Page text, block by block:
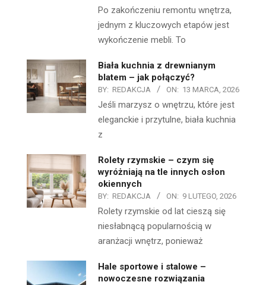
Po zakończeniu remontu wnętrza,
jednym z kluczowych etapów jest
wykończenie mebli. To
Biała kuchnia z drewnianym
blatem – jak połączyć?
BY: REDAKCJA ON: 13 MARCA, 2026
Jeśli marzysz o wnętrzu, które jest
eleganckie i przytulne, biała kuchnia
z
Rolety rzymskie – czym się
wyróżniają na tle innych osłon
okiennych
BY: REDAKCJA ON: 9 LUTEGO, 2026
Rolety rzymskie od lat cieszą się
niesłabnącą popularnością w
aranżacji wnętrz, ponieważ
Hale sportowe i stalowe –
nowoczesne rozwiązania